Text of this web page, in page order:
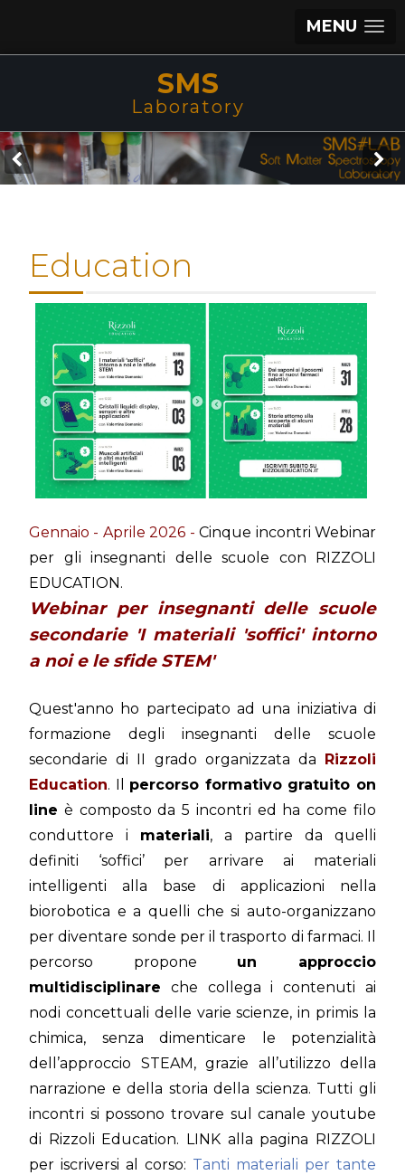
MENU
SMS
Laboratory
Education
Gennaio - Aprile 2026 - Cinque incontri Webinar
per gli insegnanti delle scuole con RIZZOLI
EDUCATION.
Webinar per insegnanti delle scuole
secondarie 'I materiali 'soffici' intorno
a noi e le sfide STEM'
Quest'anno ho partecipato ad una iniziativa di
formazione degli insegnanti delle scuole
secondarie di II grado organizzata da
Rizzoli
Education. Il percorso formativo gratuito on
line è composto da 5 incontri ed ha come filo
conduttore i materiali, a partire da quelli
definiti ‘soffici’ per arrivare ai materiali
intelligenti alla base di applicazioni nella
biorobotica e a quelli che si auto-organizzano
per diventare sonde per il trasporto di farmaci. Il
percorso propone un approccio
multidisciplinare che collega i contenuti ai
nodi concettuali delle varie scienze, in primis la
chimica, senza dimenticare le potenzialità
dell’approccio STEAM, grazie all’utilizzo della
narrazione e della storia della scienza. Tutti gli
incontri si possono trovare sul canale youtube
di Rizzoli Education. LINK alla pagina RIZZOLI
per iscriversi al corso: Tanti materiali per tante